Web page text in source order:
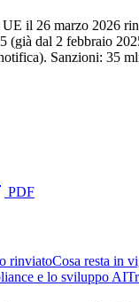
il 26 marzo 2026
(già dal 2 febbraio
Sanzioni: 35
PDF
rinviatoCosa resta in
e lo sviluppo AI